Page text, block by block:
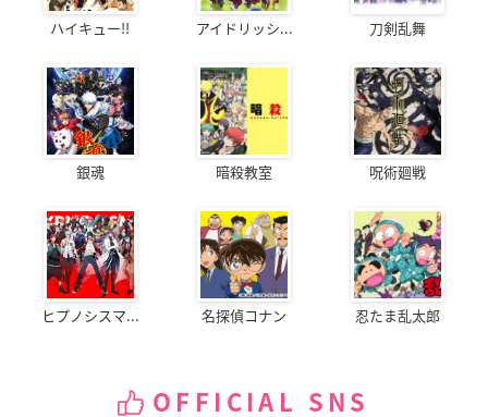
ハイキュー!! アイドリッシ... 刀剣乱舞
銀魂 暗殺教室 呪術廻戦
ヒプノシスマ... 名探偵コナン 忍たま乱太郎
OFFICIAL SNS